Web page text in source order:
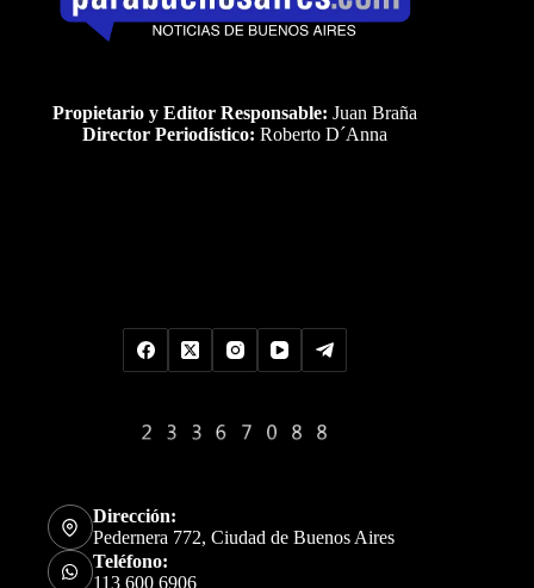
Propietario y Editor Responsable: Juan Braña
Director Periodístico: Roberto D´Anna
Dirección:
Pedernera 772, Ciudad de Buenos Aires
Teléfono:
113 600 6906